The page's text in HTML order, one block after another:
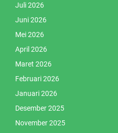
Juli 2026
Juni 2026
Mei 2026
April 2026
Maret 2026
Februari 2026
Januari 2026
Desember 2025
November 2025